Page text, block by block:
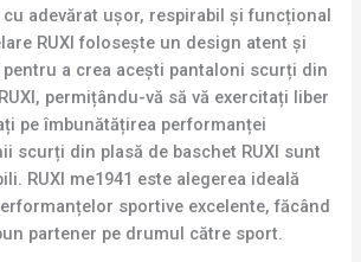
adevărat ușor, respirabil și funcțional
RUXI folosește un design atent și
a crea acești pantaloni scurți din
permițându-vă să vă exercitați liber
pe îmbunătățirea performanței
scurți din plasă de baschet RUXI sunt
RUXI me1941 este alegerea ideală
sportive excelente, făcând
partener pe drumul către sport.